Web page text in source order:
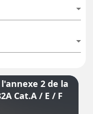
2 de la
Cat.A / E / F